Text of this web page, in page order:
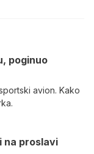
poginuo
avion. Kako
na proslavi